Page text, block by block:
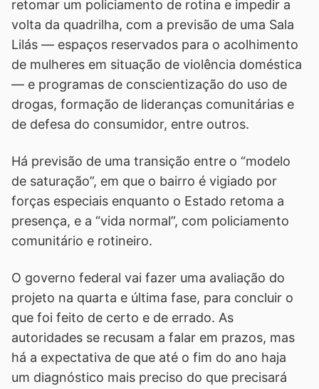
retomar um policiamento de rotina e impedir a
volta da quadrilha, com a previsão de uma Sala
Lilás — espaços reservados para o acolhimento
de mulheres em situação de violência doméstica
— e programas de conscientização do uso de
drogas, formação de lideranças comunitárias e
de defesa do consumidor, entre outros.
Há previsão de uma transição entre o “modelo
de saturação”, em que o bairro é vigiado por
forças especiais enquanto o Estado retoma a
presença, e a “vida normal”, com policiamento
comunitário e rotineiro.
O governo federal vai fazer uma avaliação do
projeto na quarta e última fase, para concluir o
que foi feito de certo e de errado. As
autoridades se recusam a falar em prazos, mas
há a expectativa de que até o fim do ano haja
um diagnóstico mais preciso do que precisará